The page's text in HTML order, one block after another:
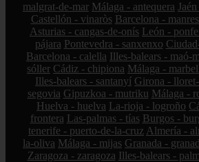
malgrat-de-mar Málaga - antequera
Castellón - vinaròs Barcelona -
Asturias - cangas-de-onís León -
pájara Pontevedra - sanxenxo
Barcelona - calella Illes-balears - maó-
sóller Cádiz - chipiona Málaga -
Illes-balears - santanyí Girona -
segovia Gipuzkoa - mutriku Málaga -
Huelva - huelva La-rioja - logroño
frontera Las-palmas - tías Burgos -
tenerife - puerto-de-la-cruz Almería -
la-oliva Málaga - mijas Granada -
Zaragoza - zaragoza Illes-balears -